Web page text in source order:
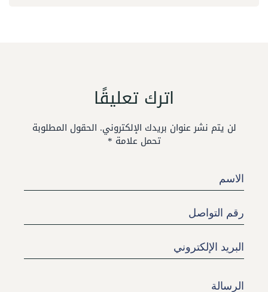
اترك تعليقًا
لن يتم نشر عنوان بريدك الإلكتروني. الحقول المطلوبة
تحمل علامة *